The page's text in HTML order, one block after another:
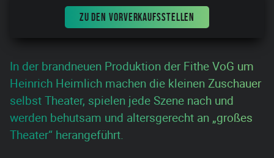
ZU DEN VORVERKAUFSSTELLEN
In der brandneuen Produktion der Fithe VoG um
Heinrich Heimlich machen die kleinen Zuschauer
selbst Theater, spielen jede Szene nach und
werden behutsam und altersgerecht an „großes
Theater“ herangeführt.